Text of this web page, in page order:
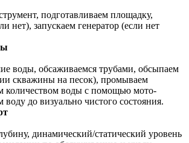
подготавливаем площадку,
нет), запускаем генератор (если нет
воды, обсаживаемся трубами, обсыпаем
скважины на песок), промываем
количеством воды с помощью мото-
до визуально чистого состояния.
динамический/статический уровень